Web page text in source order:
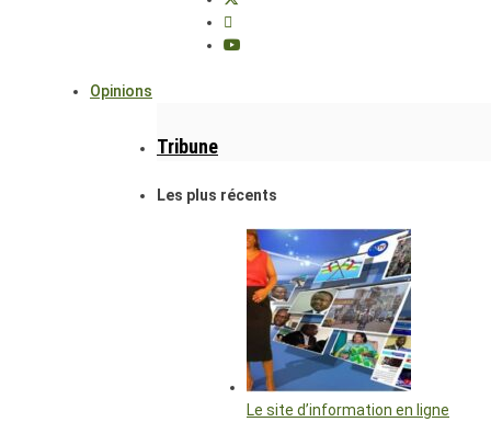
Opinions
Tribune
Les plus récents
Le site d’information en ligne